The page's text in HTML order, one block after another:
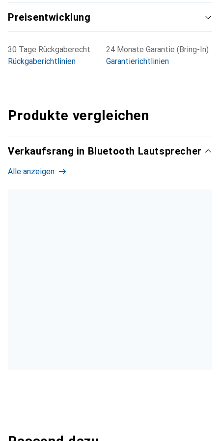
Preisentwicklung
30 Tage Rückgaberecht
Rückgaberichtlinien
24 Monate Garantie (Bring-In)
Garantierichtlinien
Produkte vergleichen
Verkaufsrang in Bluetooth Lautsprecher
Alle anzeigen